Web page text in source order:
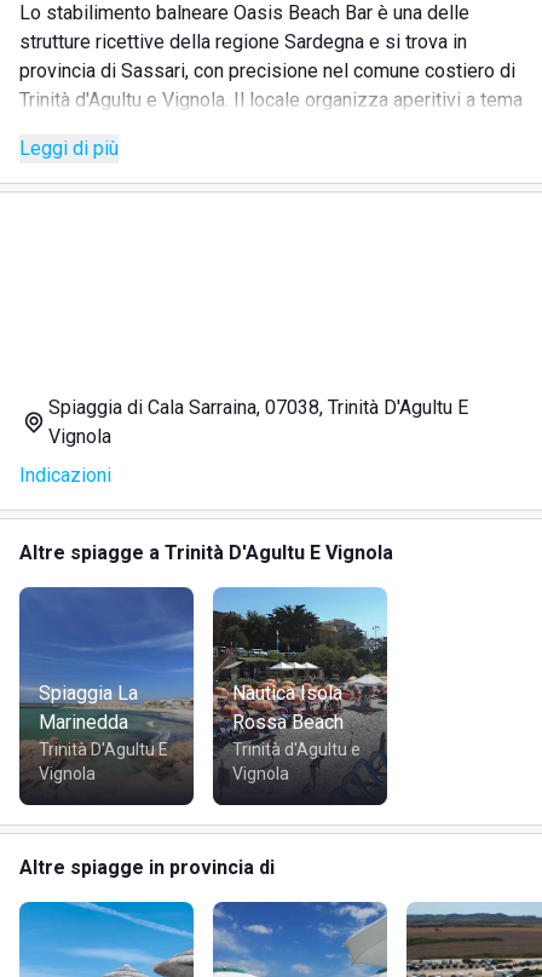
Lo stabilimento balneare Oasis Beach Bar è una delle
strutture ricettive della regione Sardegna e si trova in
provincia di Sassari, con precisione nel comune costiero di
Trinità d'Agultu e Vignola. Il locale organizza aperitivi a tema
mare della Sardegna crea una cartolina naturale
indimenticabile e unica. Lo stabilimento balneare Oasis
servizio in spiaggia
DOVE SI TROVA LO STABILIMENTO BALNEARE OASIS
BEACH BAR
Lo stabilimento balneare Oasis Beach Bar si trova sul
lungomare del comune di Trinità d'Agultu e Vignola, tra
Portobello e Costa Paradiso, in provincia di Sassari. La
zona ricchissima di bellezze naturalistiche e
paesaggistiche ti darà la possibilità di vedere: la Costa
Paradiso, la Spiaggia La Marinedda, la Cala Tinnari e la
Leggi di più
Spiaggia di Cala Sarraina, 07038, Trinità D'Agultu E
Vignola
Indicazioni
Altre spiagge a Trinità D'Agultu E Vignola
Spiaggia La
Marinedda
Trinità D'Agultu E
Vignola
Nautica Isola
Rossa Beach
Trinità d'Agultu e
Vignola
Altre spiagge in provincia di